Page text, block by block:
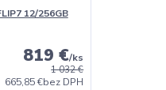
12/256GB
1 032 €
819 €/ks
665,85 €bez DPH